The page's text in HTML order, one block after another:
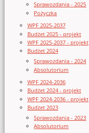
Sprawozdania - 2025
Pożyczka
WPF 2025-2037
Budżet 2025 - projekt
WPF 2025-2037 - projekt
Budżet 2024
Sprawozdania - 2024
Absolutorium
WPF 2024-2036
Budżet 2024 - projekt
WPF 2024-2036 - projekt
Budżet 2023
Sprawozdania - 2023
Absolutorium